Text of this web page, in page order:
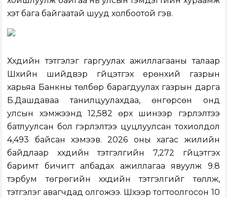
хэт бага байгаатай шууд холбоотой гэв.
Хүүхдийн тэтгэлэг гаргуулах ажиллагааны талаар
Шүүхийн шийдвэр гүйцэтгэх ерөнхий газрын
харьяа Банкны төлбөр барагдуулах газрын дарга
Б.Дашдаваа танилцуулахдаа, өнгөрсөн онд
улсын хэмжээнд 12,582 өрх шинээр гэрлэлтээ
батлуулсан бол гэрлэлтээ цуцлуулсан тохиолдол
4,493 байсан хэмээв. 2026 оны хагас жилийн
байдлаар хүүхдийн тэтгэлгийн 7,272 гүйцэтгэх
баримт бичигт албадах ажиллагаа явуулж 9.8
тэрбум төгрөгийн хүүхдийн тэтгэлгийг төлүүлж,
тэтгэлэг авагчдад олгожээ. Шүүхээр тогтоолгосон 10